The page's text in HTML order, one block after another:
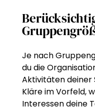
Je nach
du die
Aktivitäten deiner
Kläre im Vorfeld,
Interessen deine